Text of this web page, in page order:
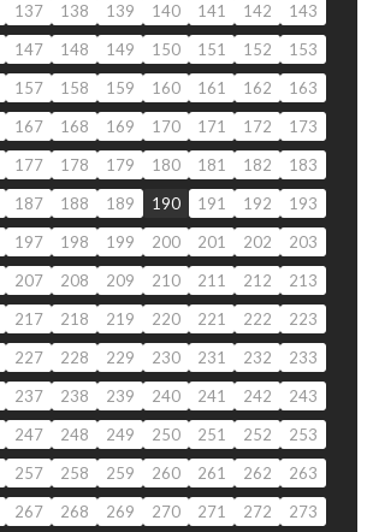
137 138 139 140 141 142
143
147 148 149 150 151 152
153
157 158 159 160 161 162
163
167 168 169 170 171 172
173
177 178 179 180 181 182
183
187 188 189 190 191 192
193
197 198 199 200 201 202
203
207 208 209 210 211 212
213
217 218 219 220 221 222
223
227 228 229 230 231 232
233
237 238 239 240 241 242
243
247 248 249 250 251 252
253
257 258 259 260 261 262
263
267 268 269 270 271 272 273